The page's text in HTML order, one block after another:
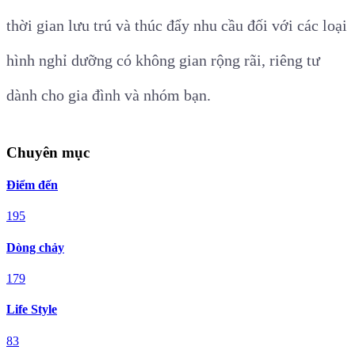
thời gian lưu trú và thúc đẩy nhu cầu đối với các loại
hình nghỉ dưỡng có không gian rộng rãi, riêng tư
dành cho gia đình và nhóm bạn.
Chuyên mục
Điểm đến
195
Dòng chảy
179
Life Style
83